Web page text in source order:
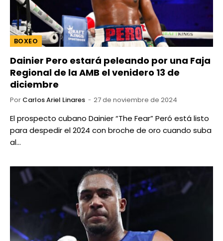
BOXEO
Dainier Pero estará peleando por una Faja
Regional de la AMB el venidero 13 de
diciembre
Por Carlos Ariel Linares 27 de noviembre de 2024
El prospecto cubano Dainier “The Fear” Peró está listo
para despedir el 2024 con broche de oro cuando suba
al…